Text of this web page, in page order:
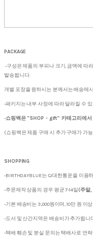
PACKAGE
-구성은 제품의 부피나 크기, 금액에 따
발송됩니다.
개별 포장을 원하시는 분께서는 배송메
-패키지는 내부 사정에 따라 달라질 수
-쇼핑백은 "SHOP - gift" 카테고리에서
(쇼핑백은 제품 구매 시 추가 구매가 가
SHOPPING
-BIRTHDAYBLUE는 CJ대한통운을 이용
-주문제작 상품의 경우 평균 7-14일(주말,
-기본 배송비는 3,000원이며, 10만 원 이
-도서 및 산간지역은 배송비가 추가됩니
-택배 훼손 및 분실 문의는 택배사로 연